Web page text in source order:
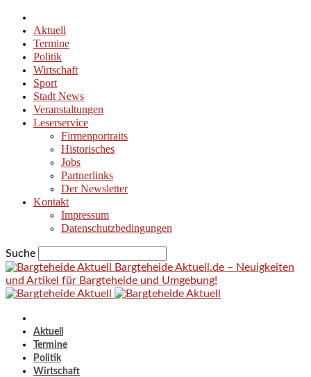
Aktuell
Termine
Politik
Wirtschaft
Sport
Stadt News
Veranstaltungen
Leserservice
Firmenportraits
Historisches
Jobs
Partnerlinks
Der Newsletter
Kontakt
Impressum
Datenschutzbedingungen
Suche
Bargteheide Aktuell.de – Neuigkeiten
und Artikel für Bargteheide und Umgebung!
Aktuell
Termine
Politik
Wirtschaft